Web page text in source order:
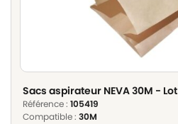
Sacs aspirateur NEVA 30M -
Référence : 105419
Compatible : 30M